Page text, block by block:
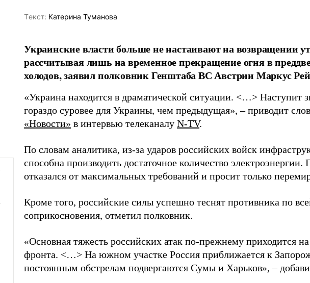
Tекст: Катерина Туманова
Украинские власти больше не настаивают на возвращении
рассчитывая лишь на временное прекращение огня в
холодов, заявил полковник Генштаба ВС Австрии Маркус
«Украина находится в драматической ситуации. <…> Наступит
гораздо суровее для Украины, чем предыдущая», – приводит
«Новости» в интервью телеканалу N-TV.
По словам аналитика, из-за ударов российских войск
способна производить достаточное количество
отказался от максимальных требований и просит только
Кроме того, российские силы успешно теснят противника по
соприкосновения, отметил полковник.
«Основная тяжесть российских атак по-прежнему приходится
фронта. <…> На южном участке Россия приближается к
постоянным обстрелам подвергаются Сумы и Харьков», –